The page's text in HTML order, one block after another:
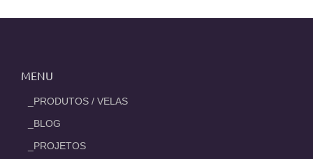
MENU
_PRODUTOS / VELAS
_BLOG
_PROJETOS